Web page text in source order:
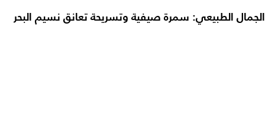
الجمال الطبيعي: سمرة صيفية وتسريحة تعانق نسيم البحر